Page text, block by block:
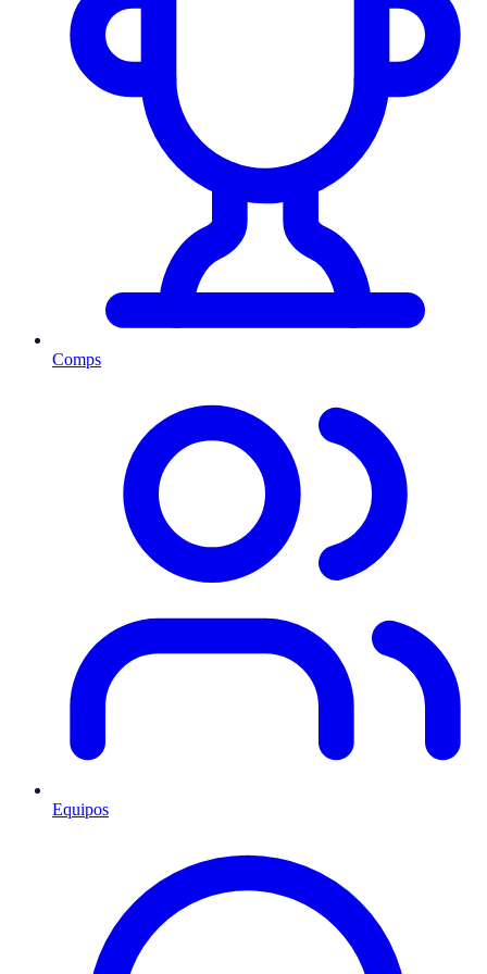
Comps
Equipos